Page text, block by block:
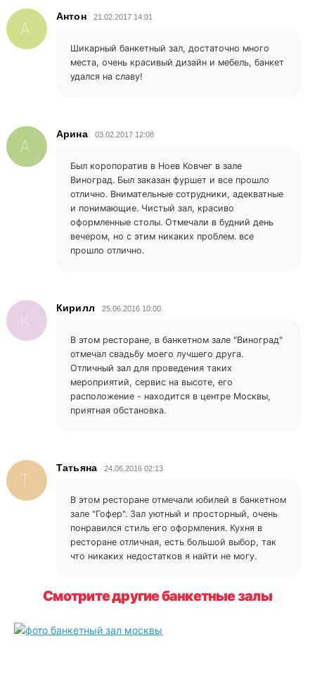
Антон 21.02.2017 14:01
Шикарный банкетный зал, достаточно много
места, очень красивый дизайн и мебель, банкет
удался на славу!
Арина 03.02.2017 12:08
Был коропоратив в Ноев Ковчег в зале
Виноград. Был заказан фуршет и все прошло
отлично. Внимательные сотрудники, адекватные
и понимающие. Чистый зал, красиво
оформленные столы. Отмечали в будний день
вечером, но с этим никаких проблем. все
прошло отлично.
Кирилл 25.06.2016 10:00
В этом ресторане, в банкетном зале "Виноград"
отмечал свадьбу моего лучшего друга.
Отличный зал для проведения таких
мероприятий, сервис на высоте, его
расположение - находится в центре Москвы,
приятная обстановка.
Татьяна 24.06.2016 02:13
В этом ресторане отмечали юбилей в банкетном
зале "Гофер". Зал уютный и просторный, очень
понравился стиль его оформления. Кухня в
ресторане отличная, есть большой выбор, так
что никаких недостатков я найти не могу.
Смотрите другие банкетные залы